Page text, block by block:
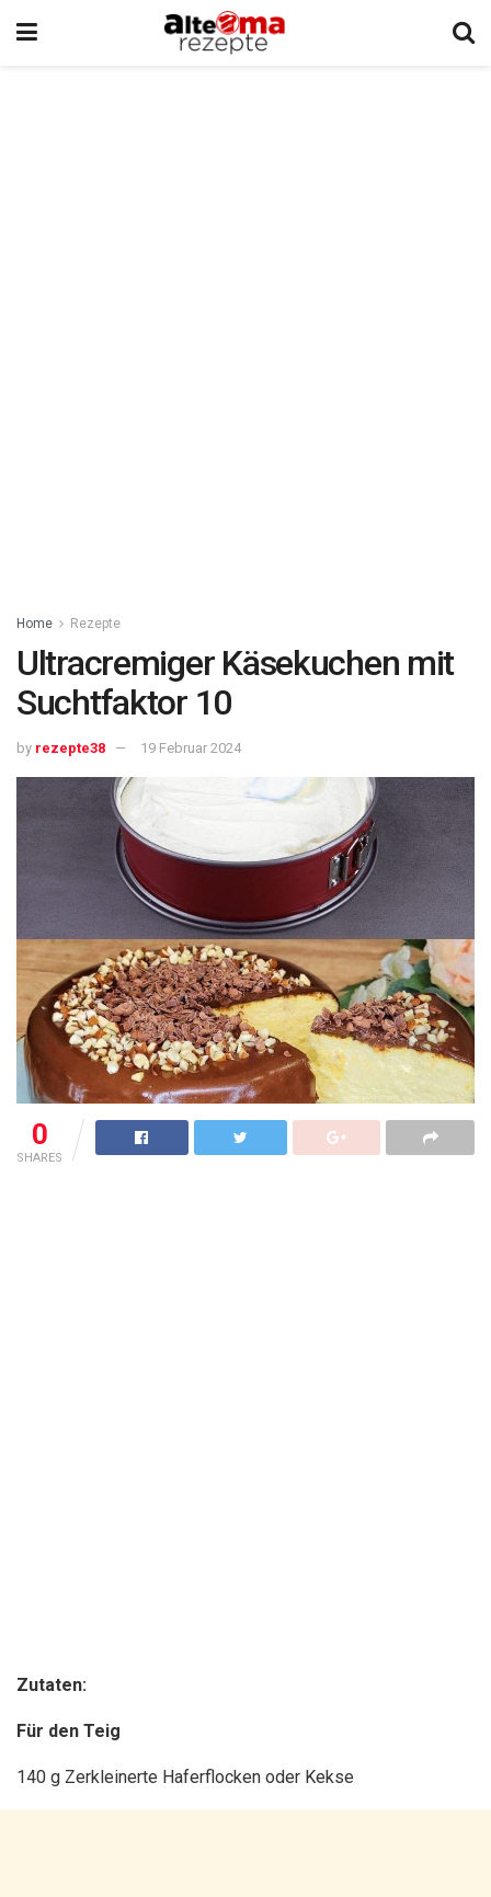
Home Rezepte
Ultracremiger Käsekuchen mit
Suchtfaktor 10
by rezepte38 19 Februar 2024
0
SHARES
Zutaten:
Für den Teig
140 g Zerkleinerte Haferflocken oder Kekse